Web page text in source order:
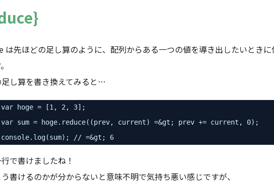
は先ほどの足し算のように、配列からある一つの値を導き出したいときに
し算を書き換えてみると…
var hoge = [1, 2, 3];
var sum = hoge.reduce((prev, current) =&gt; prev += current, 0);
console.log(sum); // =&gt; 6
で書けましたね！
書けるのかが分からないと意味不明で気持ち悪い感じですが、